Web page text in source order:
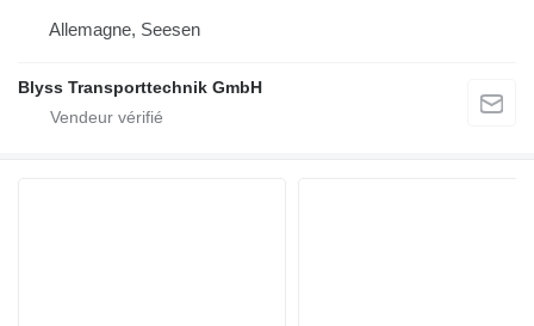
Allemagne, Seesen
Blyss Transporttechnik GmbH